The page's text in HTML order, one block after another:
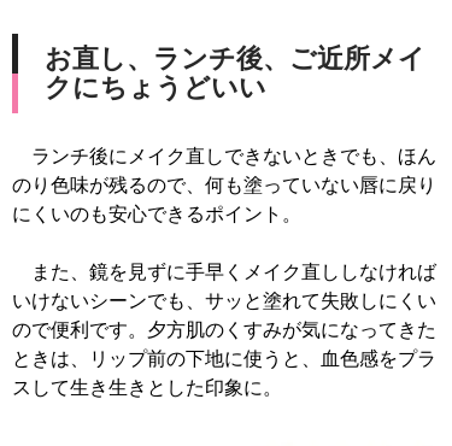
お直し、ランチ後、ご近所メイ
クにちょうどいい
ランチ後にメイク直しできないときでも、ほん
のり色味が残るので、何も塗っていない唇に戻り
にくいのも安心できるポイント。
また、鏡を見ずに手早くメイク直ししなければ
いけないシーンでも、サッと塗れて失敗しにくい
ので便利です。夕方肌のくすみが気になってきた
ときは、リップ前の下地に使うと、血色感をプラ
スして生き生きとした印象に。